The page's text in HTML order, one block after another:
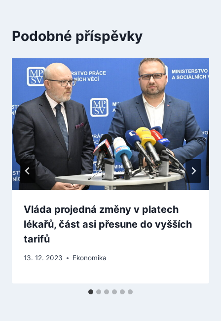
Podobné příspěvky
Vláda projedná změny v platech
lékařů, část asi přesune do vyšších
tarifů
13. 12. 2023 Ekonomika